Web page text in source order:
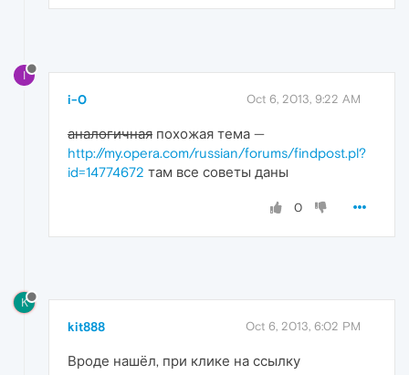
I
i-0 Oct 6, 2013, 9:22 AM
аналогичная похожая тема —
http://my.opera.com/russian/forums/findpost.pl?
id=14774672 там все советы даны
0
K
kit888 Oct 6, 2013, 6:02 PM
Вроде нашёл, при клике на ссылку